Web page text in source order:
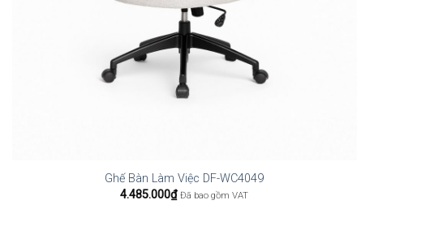
Ghế Bàn Làm Việc DF-WC4049
4.485.000₫ Đã bao gồm VAT